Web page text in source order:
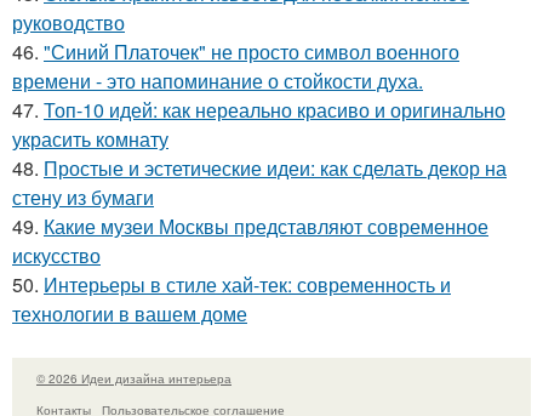
руководство
46. "Синий Платочек" не просто символ военного
времени - это напоминание о стойкости духа.
47. Топ-10 идей: как нереально красиво и оригинально
украсить комнату
48. Простые и эстетические идеи: как сделать декор на
стену из бумаги
49. Какие музеи Москвы представляют современное
искусство
50. Интерьеры в стиле хай-тек: современность и
технологии в вашем доме
© 2026 Идеи дизайна интерьера
Контакты
Пользовательское соглашение